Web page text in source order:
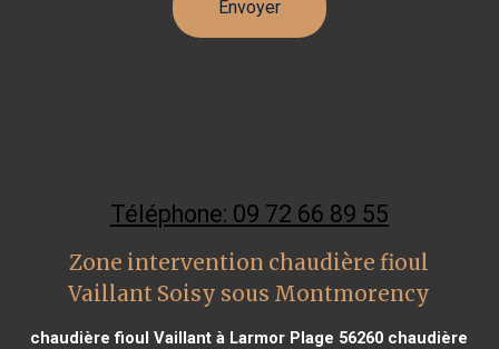
Téléphone: 09 72 66 89 55
Zone intervention chaudière fioul
Vaillant Soisy sous Montmorency
chaudière fioul Vaillant à Larmor Plage 56260 chaudière